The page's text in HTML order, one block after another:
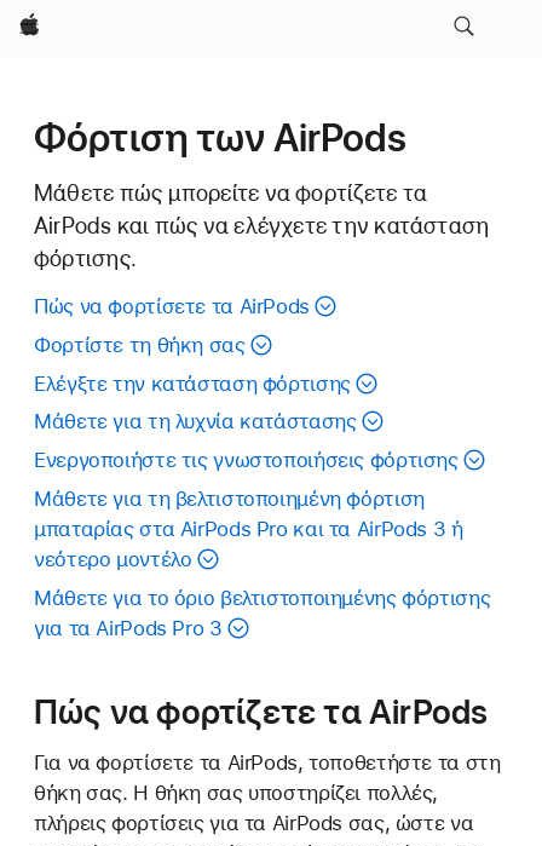
Apple
Φόρτιση των AirPods
Μάθετε πώς μπορείτε να φορτίζετε τα
AirPods και πώς να ελέγχετε την κατάσταση
φόρτισης.
Πώς να φορτίσετε τα AirPods
Φορτίστε τη θήκη σας
Ελέγξτε την κατάσταση φόρτισης
Μάθετε για τη λυχνία κατάστασης
Ενεργοποιήστε τις γνωστοποιήσεις φόρτισης
Μάθετε για τη βελτιστοποιημένη φόρτιση
μπαταρίας στα AirPods Pro και τα AirPods 3 ή
νεότερο μοντέλο
Μάθετε για το όριο βελτιστοποιημένης φόρτισης
για τα AirPods Pro 3
Πώς να φορτίζετε τα AirPods
Για να φορτίσετε τα AirPods, τοποθετήστε τα στη
θήκη σας. Η θήκη σας υποστηρίζει πολλές,
πλήρεις φορτίσεις για τα AirPods σας, ώστε να